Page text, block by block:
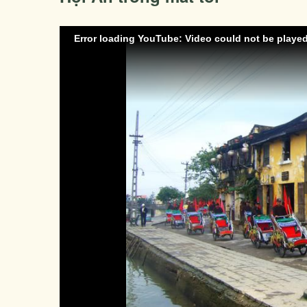
Error loading YouTube: Video could not be